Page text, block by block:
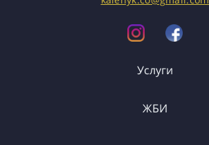
Услуги
Грузоперевозки
ЖБИ